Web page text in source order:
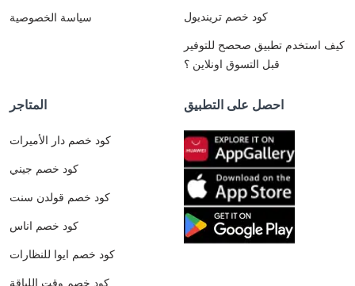
سياسة الخصوصية
كود خصم ترينديول
كيف استخدم تطبيق صحصح للتوفير
قبل التسوق اونلاين ؟
المتاجر
كود خصم دار الأميرات
كود خصم جيني
كود خصم قولدن سنت
كود خصم اناس
كود خصم ايوا للنظارات
كود خصم وقت اللياقة
احصل على التطبيق